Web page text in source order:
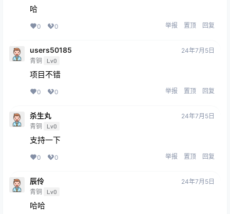
哈
0 0 举报 置顶 回复
users50185
青铜 Lv0
24年7月5日
项目不错
0 0 举报 置顶 回复
杀生丸
青铜 Lv0
24年7月5日
支持一下
0 0 举报 置顶 回复
辰伶
青铜 Lv0
24年7月5日
哈哈